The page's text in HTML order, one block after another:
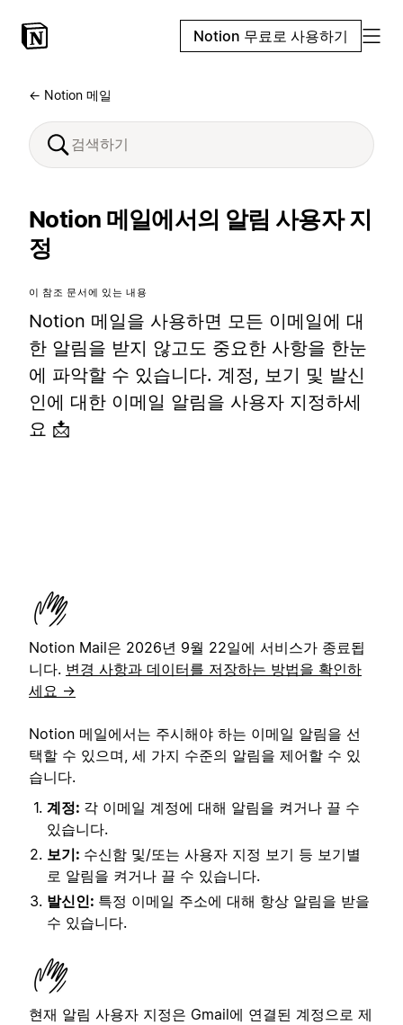
Notion 무료로 사용하기
← Notion 메일
Notion 메일에서의 알림 사용자 지
정
이 참조 문서에 있는 내용
Notion 메일을 사용하면 모든 이메일에 대
한 알림을 받지 않고도 중요한 사항을 한눈
에 파악할 수 있습니다. 계정, 보기 및 발신
인에 대한 이메일 알림을 사용자 지정하세
요 📩
Notion Mail은 2026년 9월 22일에 서비스가 종료됩
니다. 변경 사항과 데이터를 저장하는 방법을 확인하
세요 →
Notion 메일에서는 주시해야 하는 이메일 알림을 선
택할 수 있으며, 세 가지 수준의 알림을 제어할 수 있
습니다.
계정: 각 이메일 계정에 대해 알림을 켜거나 끌 수
있습니다.
보기: 수신함 및/또는 사용자 지정 보기 등 보기별
로 알림을 켜거나 끌 수 있습니다.
발신인: 특정 이메일 주소에 대해 항상 알림을 받을
수 있습니다.
현재 알림 사용자 지정은 Gmail에 연결된 계정으로 제